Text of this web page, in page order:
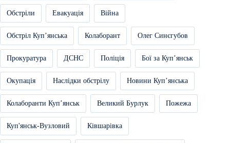
Обстріли Евакуація Війна
Обстріл Купʼянська Колаборант Олег Синєгубов
Прокуратура ДСНС Поліція Бої за Купʼянськ
Окупація Наслідки обстрілу Новини Купʼянська
Колаборанти Купʼянськ Великий Бурлук Пожежа
Куп'янськ-Вузловий Ківшарівка